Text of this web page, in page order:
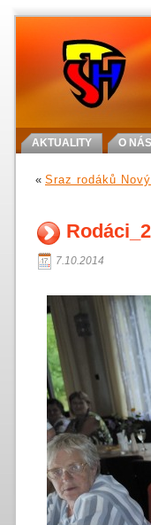
AKTUALITY O NÁS
« Sraz rodáků
7.10.2014